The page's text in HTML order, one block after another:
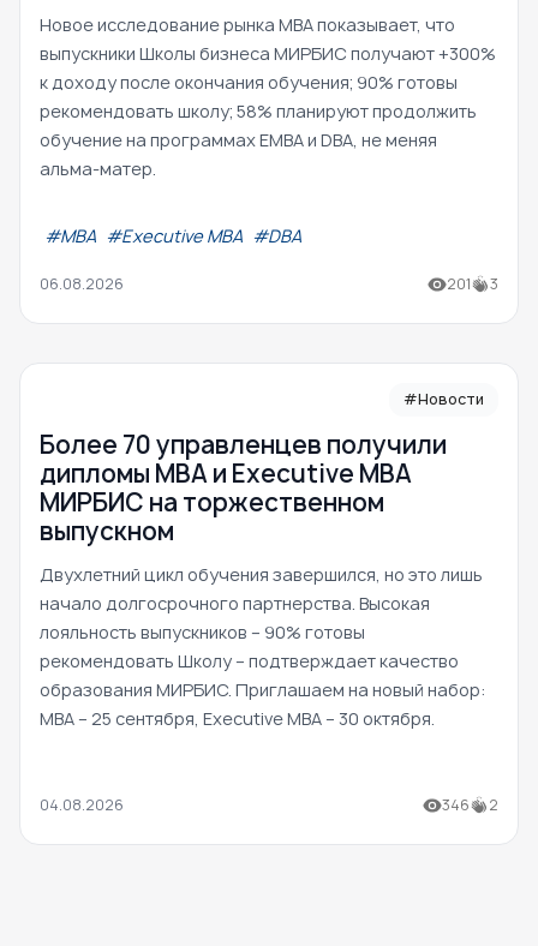
Новое исследование рынка MBA показывает, что
выпускники Школы бизнеса МИРБИС получают +300%
к доходу после окончания обучения; 90% готовы
рекомендовать школу; 58% планируют продолжить
обучение на программах EMBA и DBA, не меняя
альма-матер.
#МВА #Executive MBA #DBA
06.08.2026 201 3
#Новости
Более 70 управленцев получили
дипломы MBA и Executive MBA
МИРБИС на торжественном
выпускном
Двухлетний цикл обучения завершился, но это лишь
начало долгосрочного партнерства. Высокая
лояльность выпускников – 90% готовы
рекомендовать Школу – подтверждает качество
образования МИРБИС. Приглашаем на новый набор:
MBA – 25 сентября, Executive MBA – 30 октября.
04.08.2026 346 2